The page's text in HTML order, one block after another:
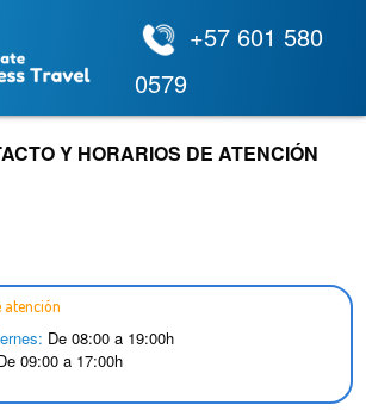
+57 601 580
0579
Y HORARIOS DE ATENCIÓN
atención
De 08:00 a 19:00h
09:00 a 17:00h